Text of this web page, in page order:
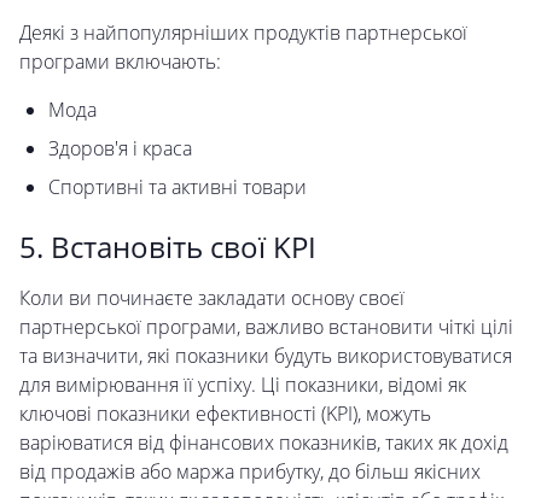
Деякі з найпопулярніших продуктів партнерської
програми включають:
Мода
Здоров'я і краса
Спортивні та активні товари
5. Встановіть свої KPI
Коли ви починаєте закладати основу своєї
партнерської програми, важливо встановити чіткі цілі
та визначити, які показники будуть використовуватися
для вимірювання її успіху. Ці показники, відомі як
ключові показники ефективності (KPI), можуть
варіюватися від фінансових показників, таких як дохід
від продажів або маржа прибутку, до більш якісних